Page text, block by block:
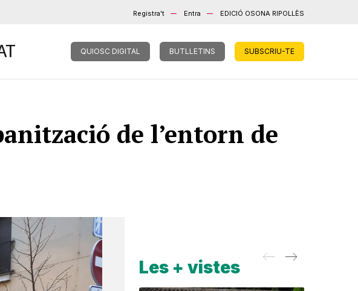
Registra't Entra EDICIÓ OSONA RIPOLLÈS
QUIOSC DIGITAL BUTLLETINS SUBSCRIU-TE
de l’entorn de
Les + vistes